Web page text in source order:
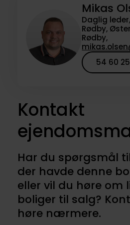
Mikas
Daglig
Rødby,
Rødby,
54 60
Kontakt
Har du spørgsmål
der havde denne
eller vil du høre om
boliger til salg?
høre nærmere.